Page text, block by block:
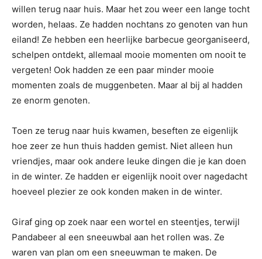
willen terug naar huis. Maar het zou weer een lange tocht
worden, helaas. Ze hadden nochtans zo genoten van hun
eiland! Ze hebben een heerlijke barbecue georganiseerd,
schelpen ontdekt, allemaal mooie momenten om nooit te
vergeten! Ook hadden ze een paar minder mooie
momenten zoals de muggenbeten. Maar al bij al hadden
ze enorm genoten.
Toen ze terug naar huis kwamen, beseften ze eigenlijk
hoe zeer ze hun thuis hadden gemist. Niet alleen hun
vriendjes, maar ook andere leuke dingen die je kan doen
in de winter. Ze hadden er eigenlijk nooit over nagedacht
hoeveel plezier ze ook konden maken in de winter.
Giraf ging op zoek naar een wortel en steentjes, terwijl
Pandabeer al een sneeuwbal aan het rollen was. Ze
waren van plan om een sneeuwman te maken. De